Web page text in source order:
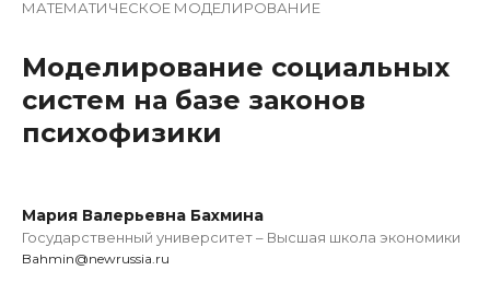
МАТЕМАТИЧЕСКОЕ МОДЕЛИРОВАНИЕ
Моделирование социальных
систем на базе законов
психофизики
Мария Валерьевна Бахмина
Государственный университет – Высшая школа экономики
Bahmin@newrussia.ru